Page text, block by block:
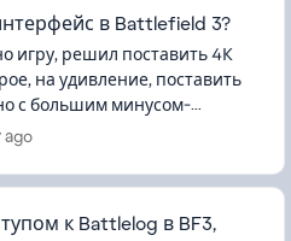
в Battlefield 3?
игру, решил поставить 4К
на удивление, поставить
с большим минусом-
мелким, из-за чего
ago
к Battlelog в BF3,